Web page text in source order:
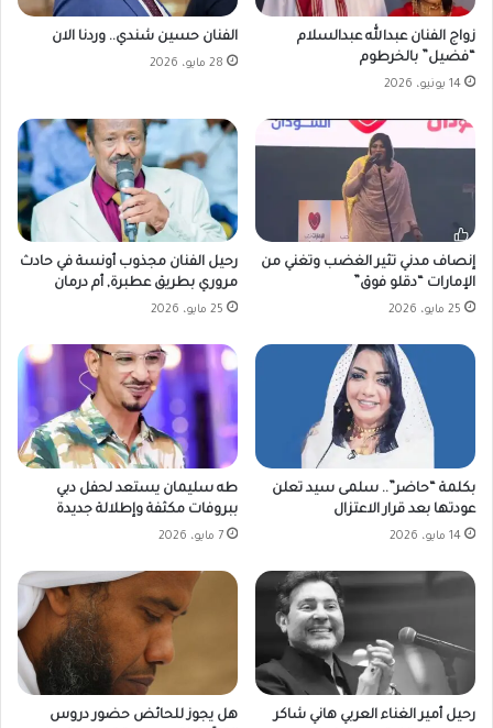
زواج الفنان عبدالله عبدالسلام
“فضيل” بالخرطوم
14 يونيو، 2026
الفنان حسين شندي.. وردنا الان
28 مايو، 2026
إنصاف مدني تثير الغضب وتغني من
الإمارات “دقلو فوق”
25 مايو، 2026
رحيل الفنان مجذوب أونسة في حادث
مروري بطريق عطبرة, أم درمان
25 مايو، 2026
بكلمة “حاضر”.. سلمى سيد تعلن
عودتها بعد قرار الاعتزال
14 مايو، 2026
طه سليمان يستعد لحفل دبي
ببروفات مكثفة وإطلالة جديدة
7 مايو، 2026
رحيل أمير الغناء العربي هاني شاكر
هل يجوز للحائض حضور دروس